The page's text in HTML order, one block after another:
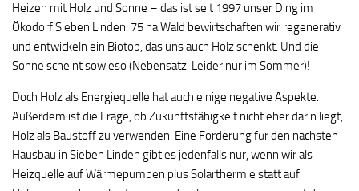
Heizen mit Holz und Sonne – das ist seit 1997 unser Ding im
Ökodorf Sieben Linden. 75 ha Wald bewirtschaften wir regenerativ
und entwickeln ein Biotop, das uns auch Holz schenkt. Und die
Sonne scheint sowieso (Nebensatz: Leider nur im Sommer)!
Doch Holz als Energiequelle hat auch einige negative Aspekte.
Außerdem ist die Frage, ob Zukunftsfähigkeit nicht eher darin liegt,
Holz als Baustoff zu verwenden. Eine Förderung für den nächsten
Hausbau in Sieben Linden gibt es jedenfalls nur, wenn wir als
Heizquelle auf Wärmepumpen plus Solarthermie statt auf